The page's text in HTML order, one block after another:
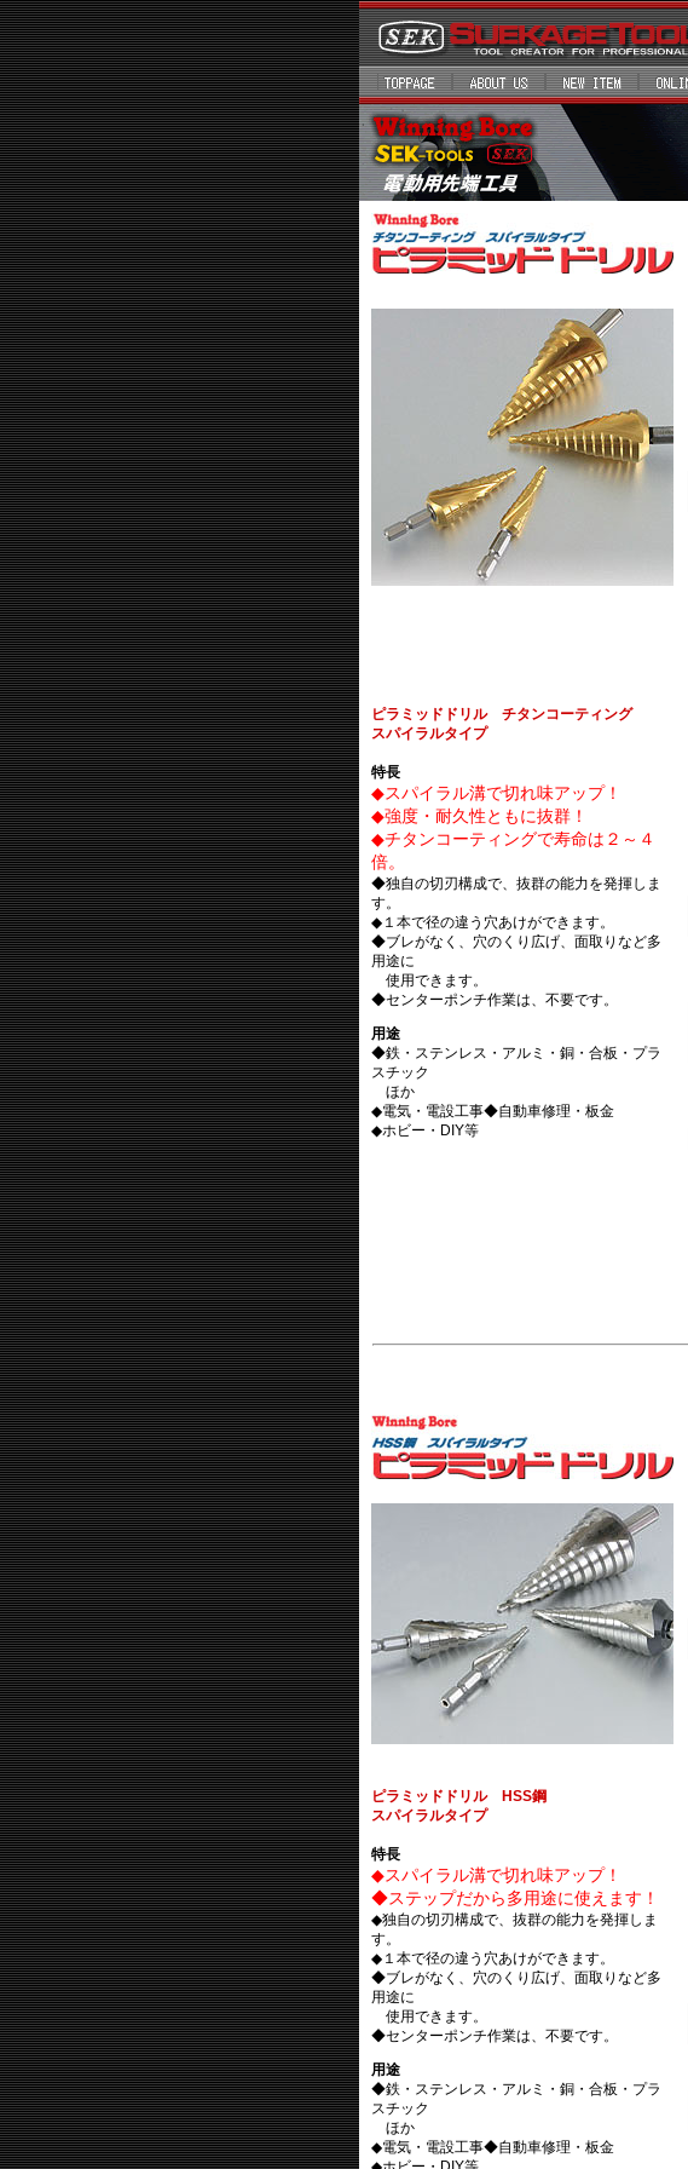
ピラミッドドリル チタンコーティング
スパイラルタイプ
特長
◆スパイラル溝で切れ味アップ！
◆強度・耐久性ともに抜群！
◆チタンコーティングで寿命は２～４
倍。
◆独自の切刃構成で、抜群の能力を発揮しま
す。
◆１本で径の違う穴あけができます。
◆ブレがなく、穴のくり広げ、面取りなど多
用途に
使用できます。
◆センターポンチ作業は、不要です。
用途
◆鉄・ステンレス・アルミ・銅・合板・プラ
スチック
ほか
◆電気・電設工事◆自動車修理・板金
◆ホビー・DIY等
ピラミッドドリル HSS鋼
スパイラルタイプ
特長
◆スパイラル溝で切れ味アップ！
◆ステップだから多用途に使えます！
◆独自の切刃構成で、抜群の能力を発揮しま
す。
◆１本で径の違う穴あけができます。
◆ブレがなく、穴のくり広げ、面取りなど多
用途に
使用できます。
◆センターポンチ作業は、不要です。
用途
◆鉄・ステンレス・アルミ・銅・合板・プラ
スチック
ほか
◆電気・電設工事◆自動車修理・板金